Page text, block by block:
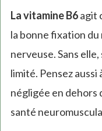
La vitamine B6agit
la bonne fixation du
nerveuse. Sans
limité. Pensez aussi
négligée en dehors
santé